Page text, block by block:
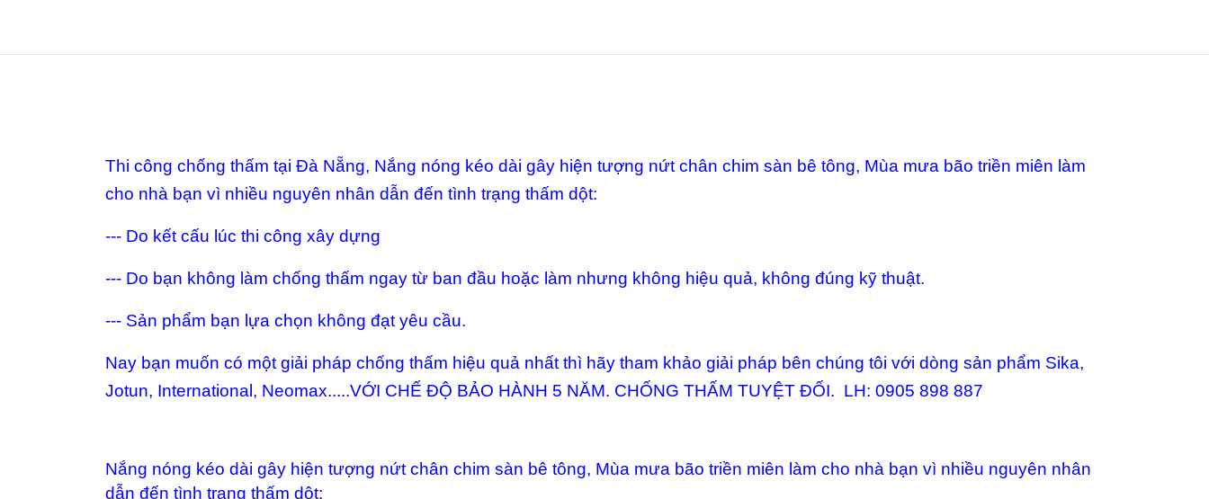
Thi công chống thấm tại Đà Nẵng, Nắng nóng kéo dài gây hiện tượng nứt chân chim sàn bê tông, Mùa mưa bão triền miên làm
cho nhà bạn vì nhiều nguyên nhân dẫn đến tình trạng thấm dột:
--- Do kết cấu lúc thi công xây dựng
--- Do bạn không làm chống thấm ngay từ ban đầu hoặc làm nhưng không hiệu quả, không đúng kỹ thuật.
--- Sản phẩm bạn lựa chọn không đạt yêu cầu.
Nay bạn muốn có một giải pháp chống thấm hiệu quả nhất thì hãy tham khảo giải pháp bên chúng tôi với dòng sản phẩm Sika,
Jotun, International, Neomax.....VỚI CHẾ ĐỘ BẢO HÀNH 5 NĂM. CHỐNG THẤM TUYỆT ĐỐI. LH: 0905 898 887
Nắng nóng kéo dài gây hiện tượng nứt chân chim sàn bê tông, Mùa mưa bão triền miên làm cho nhà bạn vì nhiều nguyên nhân
dẫn đến tình trạng thấm dột: